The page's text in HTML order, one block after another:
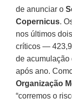
de anunciar o
Copernicus.
nos últimos
críticos —
de acumulação
após ano.
Organização
“corremos o